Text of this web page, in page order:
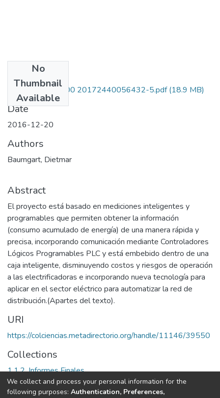
No
Thumbnail
Available
328850227300 20172440056432-5.pdf(18.9 MB)
Date
2016-12-20
Authors
Baumgart, Dietmar
Abstract
El proyecto está basado en mediciones inteligentes y
programables que permiten obtener la información
(consumo acumulado de energía) de una manera rápida y
precisa, incorporando comunicación mediante Controladores
Lógicos Programables PLC y está embebido dentro de una
caja inteligente, disminuyendo costos y riesgos de operación
a las electrificadoras e incorporando nueva tecnología para
aplicar en el sector eléctrico para automatizar la red de
distribución.(Apartes del texto).
URI
https://colciencias.metadirectorio.org/handle/11146/39550
Collections
1.1.2. Informes Finales
Full item page
We collect and process your personal information for the
following purposes: Authentication, Preferences,